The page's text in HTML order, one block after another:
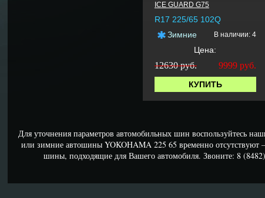
ICE GUARD G75
R17 225/65 102Q
Зимние
В наличии: 4
Цена:
12630 руб. 9999 руб.
КУПИТЬ
Для уточнения параметров автомобильных шин воспользуйтесь
или зимние автошины YOKOHAMA 225 65 временно отсутствуют
шины, подходящие для Вашего автомобиля. Звоните: 8